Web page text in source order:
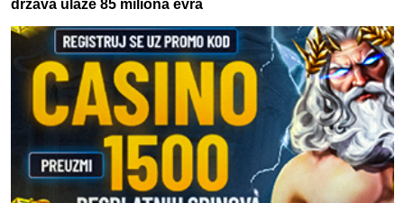
država ulaže 85 miliona evra